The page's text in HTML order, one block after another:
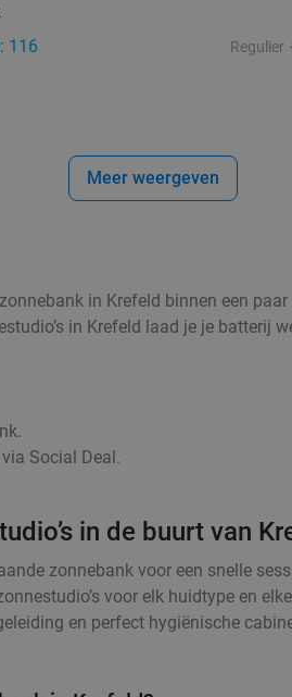
116
Regulier
Meer weergeven
in Krefeld binnen een
in Krefeld laad je je batterij
Social Deal.
in de buurt van
zonnebank voor een snelle
voor elk huidtype en
en perfect hygiënische